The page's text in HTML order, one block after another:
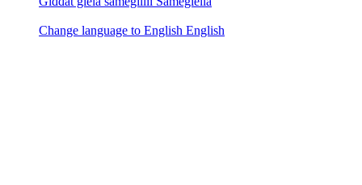
Change language to English English